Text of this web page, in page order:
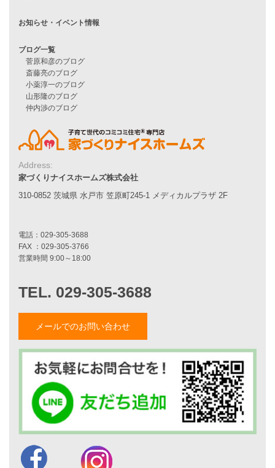
見学会情報
住宅ローンに不安がある方へ
住宅ローン審査に落ちた方・
他社で無理だと言われた方へ
住宅ローンのよくある質問
月収25万円で家を建てる方法
Address:
家づくりナイスホームズ株式会社
310-0852 茨城県 水戸市 笠原町245-1 メディカルプラザ 2F
メールでのお問い合わせ